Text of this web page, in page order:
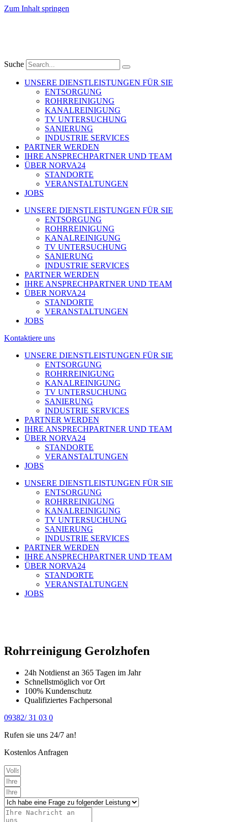
Zum Inhalt springen
Suche
UNSERE DIENSTLEISTUNGEN FÜR SIE
ENTSORGUNG
ROHRREINIGUNG
KANALREINIGUNG
TV UNTERSUCHUNG
SANIERUNG
INDUSTRIE SERVICES
PARTNER WERDEN
IHRE ANSPRECHPARTNER UND TEAM
ÜBER NORVA24
STANDORTE
VERANSTALTUNGEN
JOBS
UNSERE DIENSTLEISTUNGEN FÜR SIE
ENTSORGUNG
ROHRREINIGUNG
KANALREINIGUNG
TV UNTERSUCHUNG
SANIERUNG
INDUSTRIE SERVICES
PARTNER WERDEN
IHRE ANSPRECHPARTNER UND TEAM
ÜBER NORVA24
STANDORTE
VERANSTALTUNGEN
JOBS
Kontaktiere uns
UNSERE DIENSTLEISTUNGEN FÜR SIE
ENTSORGUNG
ROHRREINIGUNG
KANALREINIGUNG
TV UNTERSUCHUNG
SANIERUNG
INDUSTRIE SERVICES
PARTNER WERDEN
IHRE ANSPRECHPARTNER UND TEAM
ÜBER NORVA24
STANDORTE
VERANSTALTUNGEN
JOBS
UNSERE DIENSTLEISTUNGEN FÜR SIE
ENTSORGUNG
ROHRREINIGUNG
KANALREINIGUNG
TV UNTERSUCHUNG
SANIERUNG
INDUSTRIE SERVICES
PARTNER WERDEN
IHRE ANSPRECHPARTNER UND TEAM
ÜBER NORVA24
STANDORTE
VERANSTALTUNGEN
JOBS
Rohrreinigung Gerolzhofen​
24h Notdienst an 365 Tagen im Jahr
Schnellstmöglich vor Ort
100% Kundenschutz
Qualifiziertes Fachpersonal
09382/ 31 03 0
Rufen sie uns 24/7 an!
Kostenlos Anfragen